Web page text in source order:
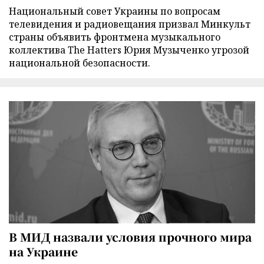
Национальный совет Украины по вопросам
телевидения и радиовещания призвал Минкульт
страны объявить фронтмена музыкального
коллектива The Hatters Юрия Музыченко угрозой
национальной безопасности.
В МИД назвали условия прочного мира
на Украине